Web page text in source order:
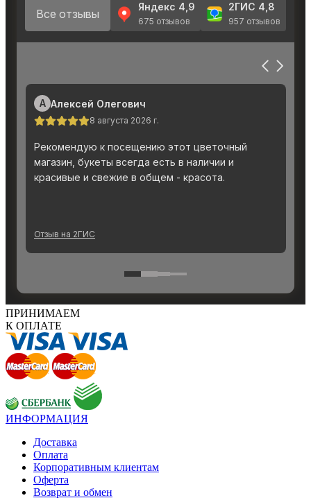
ПРИНИМАЕМ
К ОПЛАТЕ
ИНФОРМАЦИЯ
Доставка
Оплата
Корпоративным клиентам
Оферта
Возврат и обмен